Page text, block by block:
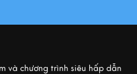
và chương trình siêu hấp dẫn